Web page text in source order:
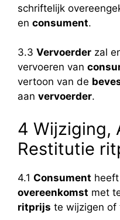
schriftelijk
en consument.
3.3 Vervoerder zal
vervoeren van
vertoon van de
aan vervoerder.
4 Wijziging,
Restitutie
4.1 Consument
overeenkomst met
ritprijs te wijzigen of